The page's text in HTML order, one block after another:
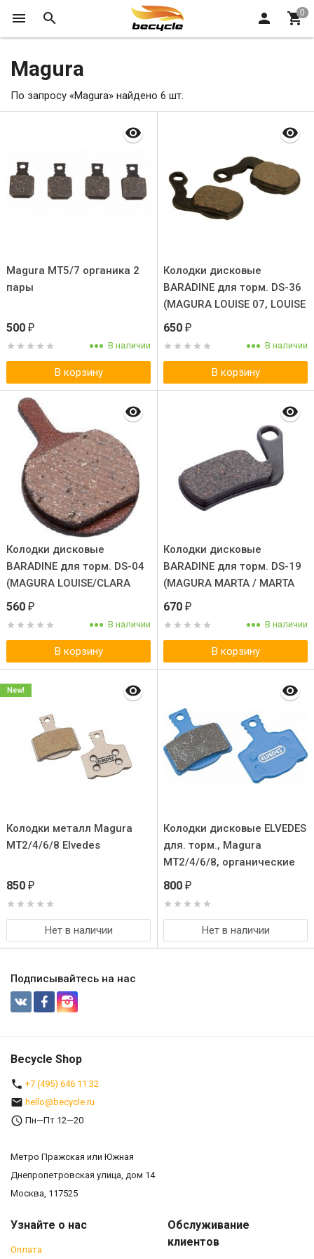
Magura
По запросу «Magura» найдено 6 шт.
Magura MT5/7 органика 2
пары
500 ₽
В наличии
В корзину
Колодки дисковые
BARADINE для торм. DS-36
(MAGURA LOUISE 07, LOUISE
BAT, LOUISE CARBON 08).
650 ₽
В наличии
В корзину
Колодки дисковые
BARADINE для торм. DS-04
(MAGURA LOUISE/CLARA
2000). Пара
560 ₽
В наличии
В корзину
Колодки дисковые
BARADINE для торм. DS-19
(MAGURA MARTA / MARTA
SL). Пара
670 ₽
В наличии
В корзину
Колодки металл Magura
MT2/4/6/8 Elvedes
850 ₽
Нет в наличии
New!
Колодки дисковые ELVEDES
для. торм., Magura
MT2/4/6/8, органические
(пара)
800 ₽
Нет в наличии
Подписывайтесь на нас
Becycle Shop
+7 (495) 646 11 32
hello@becycle.ru
Пн—Пт 12—20
Метро Пражская или Южная
Днепропетровская улица, дом 14
Москва, 117525
Узнайте о нас
Оплата
Обслуживание
клиентов